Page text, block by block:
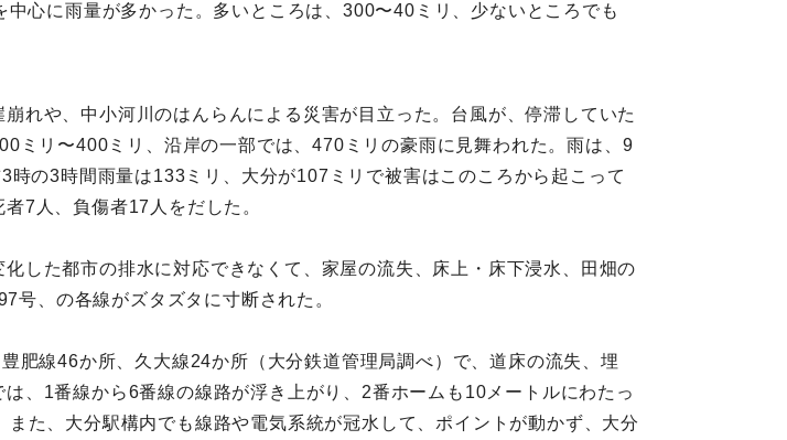
心に雨量が多かった。多いところは、300〜40ミリ、少ないところでも
れや、中小河川のはんらんによる災害が目立った。台風が、停滞していた
ミリ〜400ミリ、沿岸の一部では、470ミリの豪雨に見舞われた。雨は、9
の3時間雨量は133ミリ、大分が107ミリで被害はこのころから起こって
7人、負傷者17人をだした。
した都市の排水に対応できなくて、家屋の流失、床上・床下浸水、田畑の
号、の各線がズタズタに寸断された。
肥線46か所、久大線24か所（大分鉄道管理局調べ）で、道床の流失、埋
、1番線から6番線の線路が浮き上がり、2番ホームも10メートルにわたっ
た、大分駅構内でも線路や電気系統が冠水して、ポイントが動かず、大分